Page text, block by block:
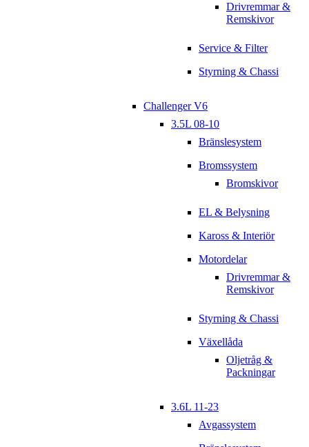
Drivremmar &
Remskivor
Service & Filter
Styrning & Chassi
Challenger V6
3.5L 08-10
Bränslesystem
Bromssystem
Bromskivor
EL & Belysning
Kaross & Interiör
Motordelar
Drivremmar &
Remskivor
Styrning & Chassi
Växellåda
Oljetråg &
Packningar
3.6L 11-23
Avgassystem